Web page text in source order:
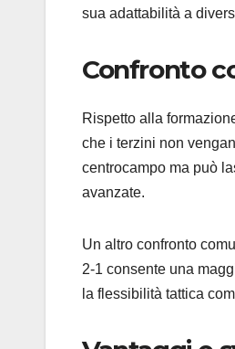
sua adattabilità a
Confronto
Rispetto alla
che i terzini non
centrocampo ma può
avanzate.
Un altro confronto
2-1 consente una
la flessibilità tattica